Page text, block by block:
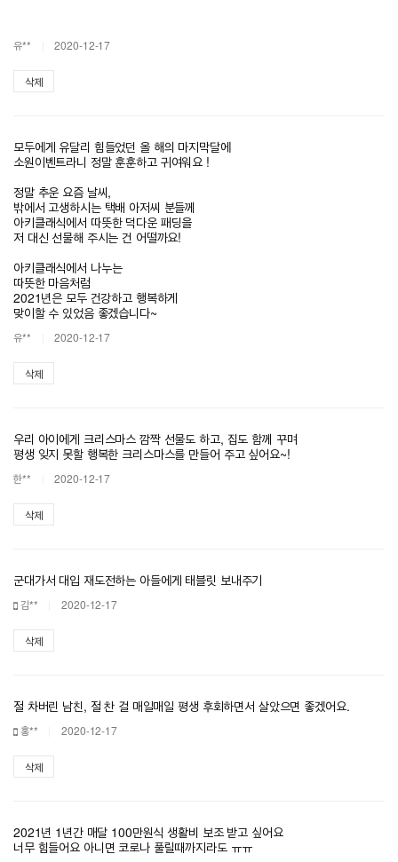
유** 2020-12-17
삭제
모두에게 유달리 힘들었던 올 해의 마지막달에
소원이벤트라니 정말 훈훈하고 귀여워요 !
정말 추운 요즘 날씨,
밖에서 고생하시는 택배 아저씨 분들께
아키클래식에서 따뜻한 덕다운 패딩을
저 대신 선물해 주시는 건 어떨까요!
아키클래식에서 나누는
따뜻한 마음처럼
2021년은 모두 건강하고 행복하게
맞이할 수 있었음 좋겠습니다~
유** 2020-12-17
삭제
우리 아이에게 크리스마스 깜짝 선물도 하고, 집도 함께 꾸며
평생 잊지 못할 행복한 크리스마스를 만들어 주고 싶어요~!
한** 2020-12-17
삭제
군대가서 대입 재도전하는 아들에게 태블릿 보내주기
김** 2020-12-17
삭제
절 차버린 남친, 절 찬 걸 매일매일 평생 후회하면서 살았으면 좋겠어요.
홍** 2020-12-17
삭제
2021년 1년간 매달 100만원식 생활비 보조 받고 싶어요
너무 힘들어요 아니면 코로나 풀릴때까지라도 ㅠㅠ